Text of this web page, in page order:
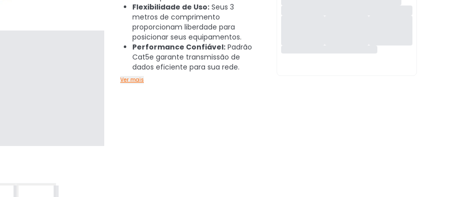
Flexibilidade de Uso: Seus 3
metros de comprimento
proporcionam liberdade para
posicionar seus equipamentos.
Performance Confiável: Padrão
Cat5e garante transmissão de
dados eficiente para sua rede.
Ver mais